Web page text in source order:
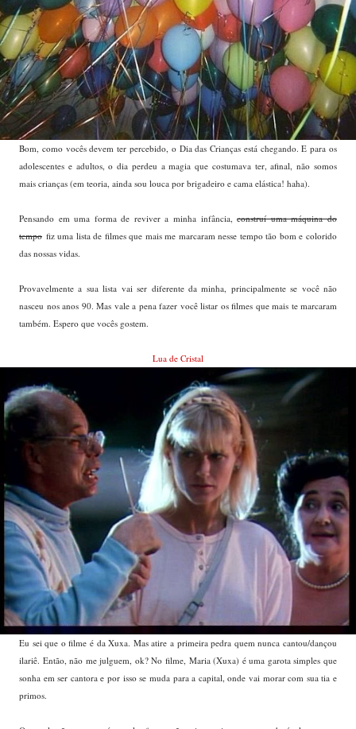
Bom, como vocês devem ter percebido, o Dia das Crianças está chegando. E para os
adolescentes e adultos, o dia perdeu a magia que costumava ter, afinal, não somos
mais crianças (em teoria, ainda sou louca por brigadeiro e cama elástica! haha).
Pensando em uma forma de reviver a minha infância,construí uma máquina do
tempo fiz uma lista de filmes que mais me marcaram nesse tempo tão bom e colorido
das nossas vidas.
Provavelmente a sua lista vai ser diferente da minha, principalmente se você não
nasceu nos anos 90. Mas vale a pena fazer você listar os filmes que mais te marcaram
também. Espero que vocês gostem.
Lua de Cristal
Eu sei que o filme é da Xuxa. Mas atire a primeira pedra quem nunca cantou/dançou
ilariê. Então, não me julguem, ok? No filme, Maria (Xuxa) é uma garota simples que
sonha em ser cantora e por isso se muda para a capital, onde vai morar com sua tia e
primos.